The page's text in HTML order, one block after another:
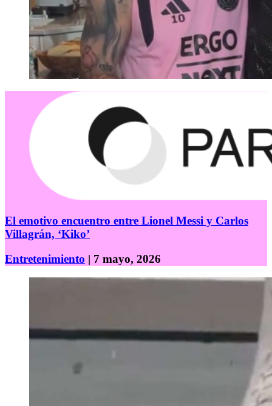
El emotivo encuentro entre Lionel Messi y Carlos
Villagrán, ‘Kiko’
Entretenimiento | 7 mayo, 2026